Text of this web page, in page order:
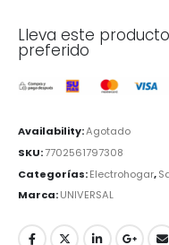
Lleva este
preferido
Availability:Agotado
SKU:7702561797308
Categorías:Electrohogar,
Marca:UNIVERSAL